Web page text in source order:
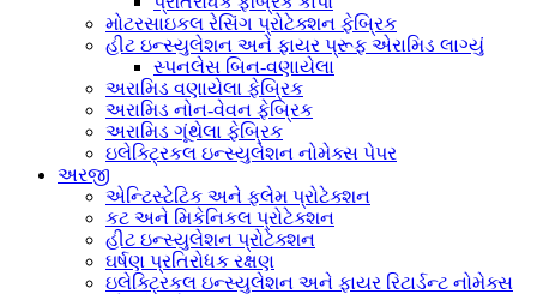
મોટરસાઇકલ રેસિંગ પ્રોટેક્શન ફેબ્રિક
હીટ ઇન્સ્યુલેશન અને ફાયર પ્રૂફ એરામિડ લાગ્યું
સ્પનલેસ બિન-વણાયેલા
અરામિડ વણાયેલા ફેબ્રિક
અરામિડ નોન-વેવન ફેબ્રિક
અરામિડ ગૂંથેલા ફેબ્રિક
ઇલેક્ટ્રિકલ ઇન્સ્યુલેશન નોમેક્સ પેપર
અરજી
એન્ટિસ્ટેટિક અને ફ્લેમ પ્રોટેક્શન
કટ અને મિકેનિકલ પ્રોટેક્શન
હીટ ઇન્સ્યુલેશન પ્રોટેક્શન
ઘર્ષણ પ્રતિરોધક રક્ષણ
ઇલેક્ટ્રિકલ ઇન્સ્યુલેશન અને ફાયર રિટાર્ડન્ટ નોમેક્સ